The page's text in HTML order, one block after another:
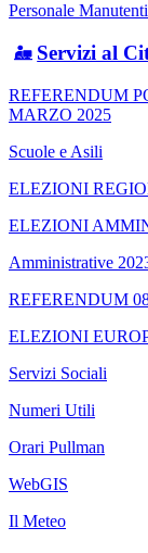
Personale
Servizi al
REFERENDUM
MARZO 2025
Scuole e Asili
ELEZIONI
ELEZIONI
Amministrative
REFERENDUM
ELEZIONI
Servizi Sociali
Numeri Utili
Orari Pullman
WebGIS
Il Meteo